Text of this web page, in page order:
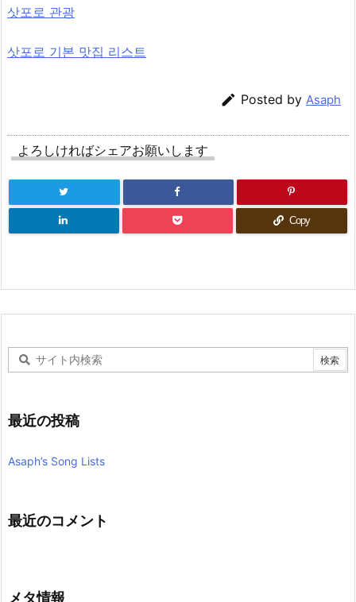
삿포로 관광
삿포로 기본 맛집 리스트
 Posted by Asaph
よろしければシェアお願いします
Copy
最近の投稿
Asaph’s Song Lists
最近のコメント
メタ情報